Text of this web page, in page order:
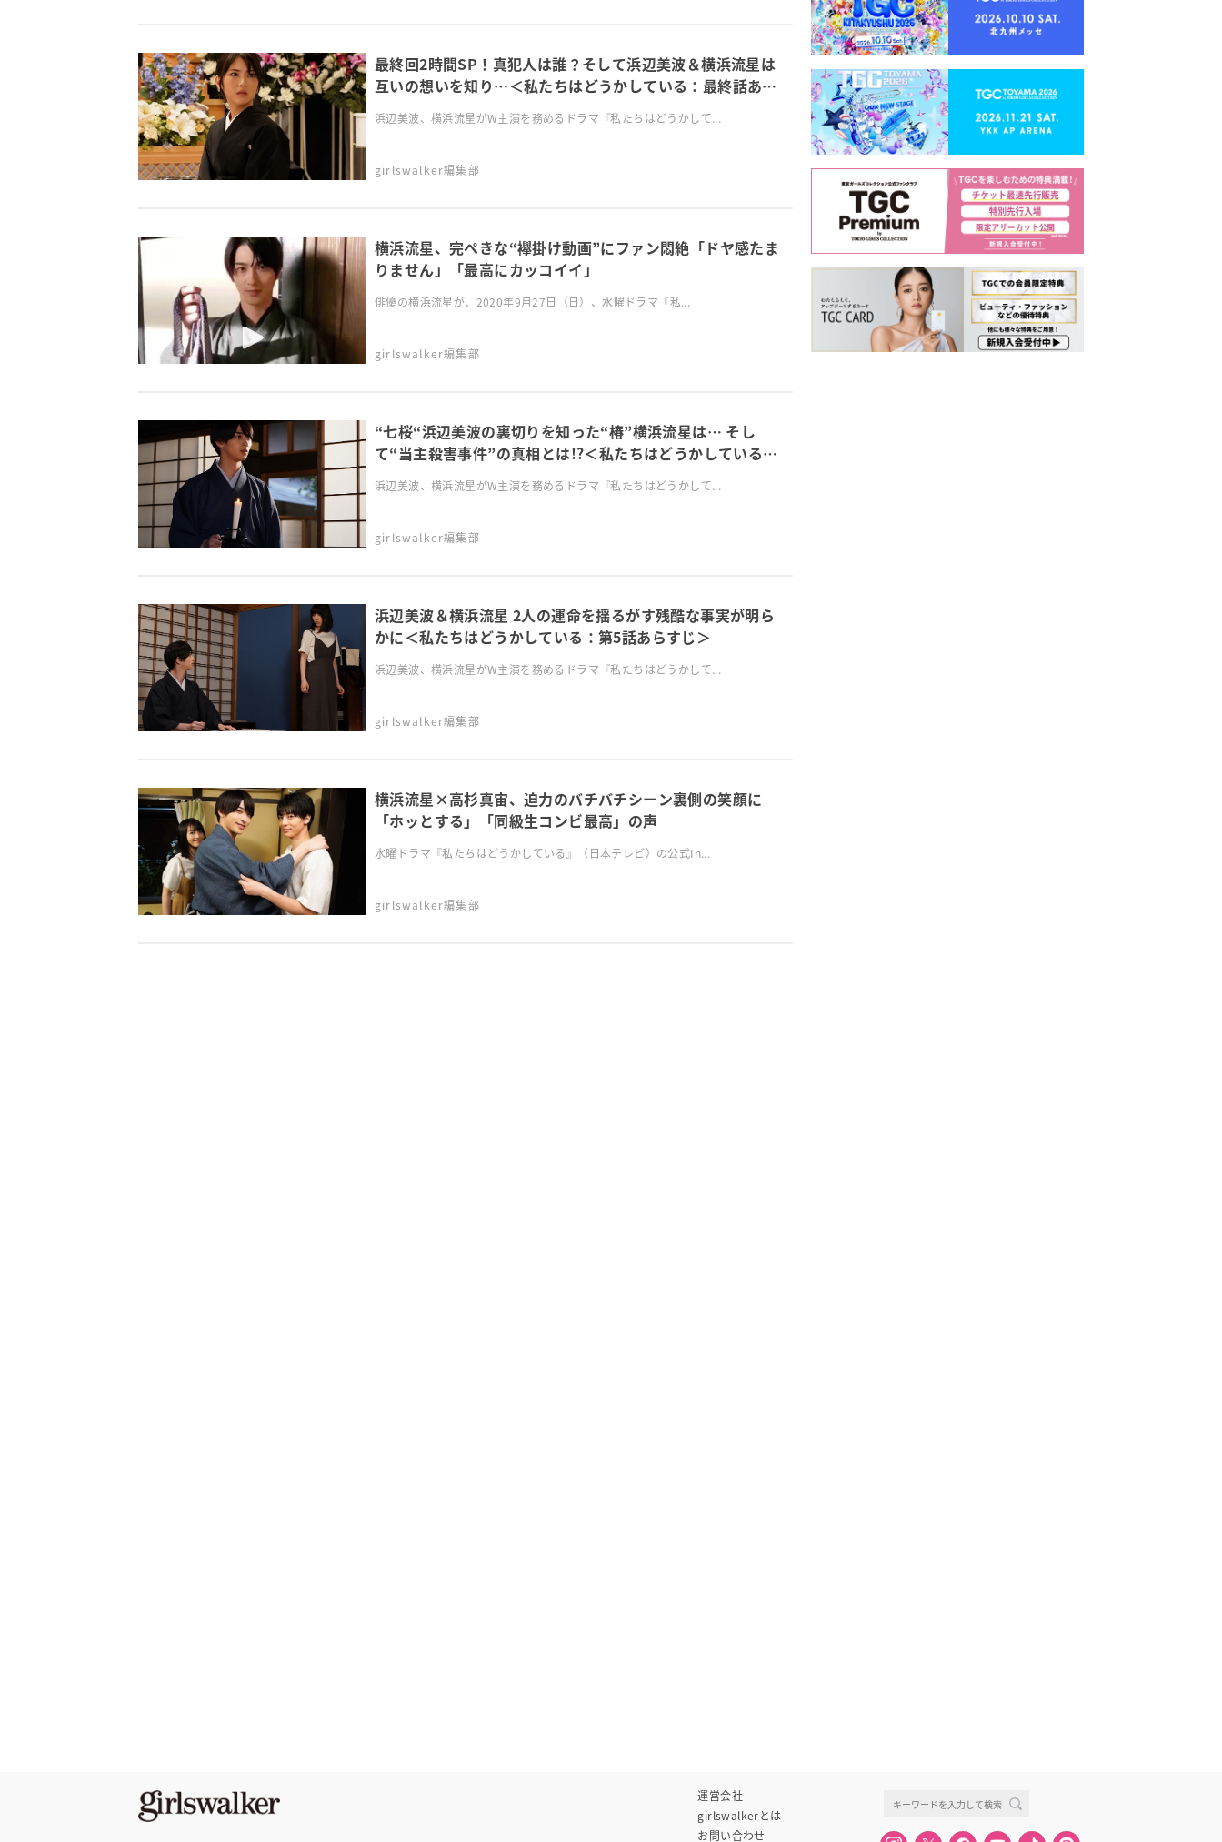
最終回2時間SP！真犯人は誰？そして浜辺美波＆横浜流星は
互いの想いを知り…＜私たちはどうかしている：最終話あら
すじ＞
浜辺美波、横浜流星がW主演を務めるドラマ『私たちはどうかして...
girlswalker編集部
横浜流星、完ぺきな“襷掛け動画”にファン悶絶「ドヤ感たま
りません」「最高にカッコイイ」
俳優の横浜流星が、2020年9月27日（日）、水曜ドラマ『私...
girlswalker編集部
“七桜“浜辺美波の裏切りを知った“椿”横浜流星は… そし
て“当主殺害事件”の真相とは!?＜私たちはどうかしている：
第6話あらすじ＞
浜辺美波、横浜流星がW主演を務めるドラマ『私たちはどうかして...
girlswalker編集部
浜辺美波＆横浜流星 2人の運命を揺るがす残酷な事実が明ら
かに＜私たちはどうかしている：第5話あらすじ＞
浜辺美波、横浜流星がW主演を務めるドラマ『私たちはどうかして...
girlswalker編集部
横浜流星×高杉真宙、迫力のバチバチシーン裏側の笑顔に
「ホッとする」「同級生コンビ最高」の声
水曜ドラマ『私たちはどうかしている』（日本テレビ）の公式In...
girlswalker編集部
運営会社
girlswalkerとは
お問い合わせ